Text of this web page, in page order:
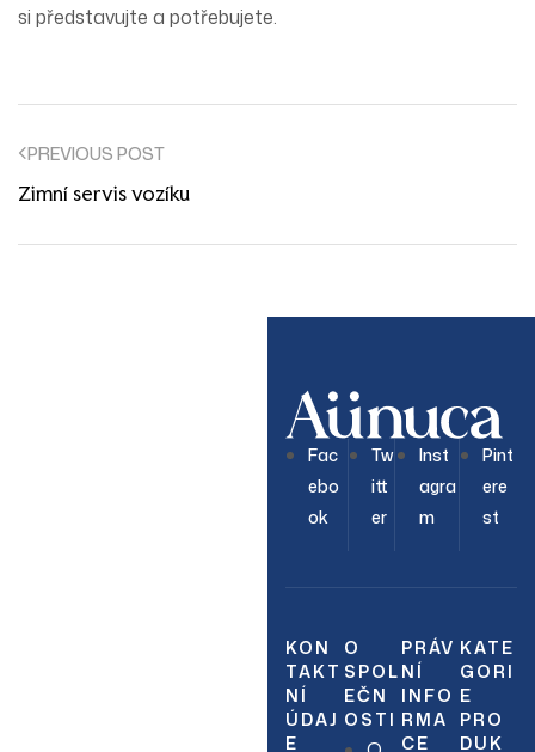
si představujte a potřebujete.
PREVIOUS POST
Zimní servis vozíku
Fac
ebo
ok
Tw
itt
er
Inst
agra
m
Pint
ere
st
KON
TAKT
NÍ
ÚDAJ
E
O
SPOL
EČN
OSTI
PRÁV
NÍ
INFO
RMA
CE
KATE
GORI
E
PRO
DUK